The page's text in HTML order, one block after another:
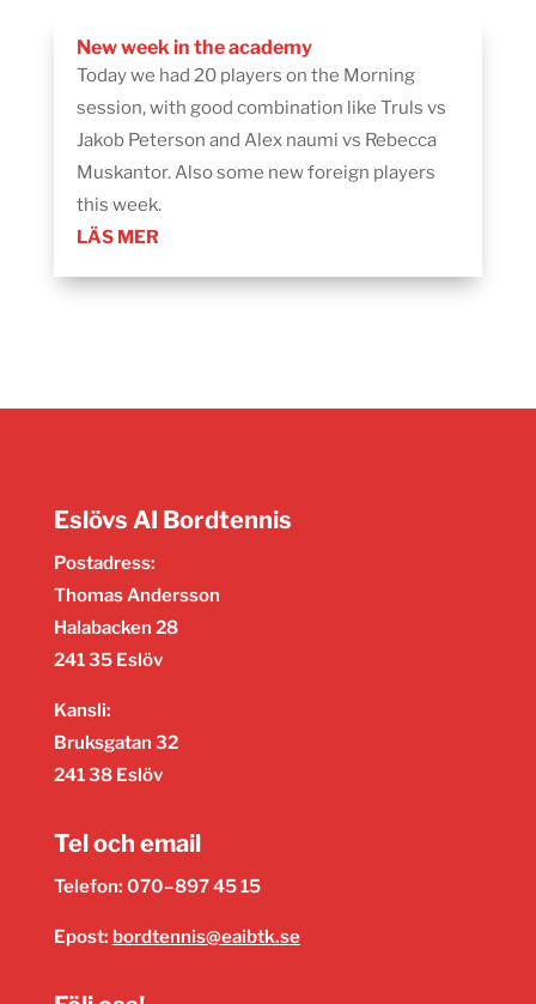
New week in the academy
Today we had 20 players on the Morning
session, with good combination like Truls vs
Jakob Peterson and Alex naumi vs Rebecca
Muskantor. Also some new foreign players
this week.
LÄS MER
Eslövs AI Bordtennis
Postadress:
Thomas Andersson
Halabacken 28
241 35 Eslöv
Kansli:
Bruksgatan 32
241 38 Eslöv
Tel och email
Telefon: 070–897 45 15
Epost: bordtennis@eaibtk.se